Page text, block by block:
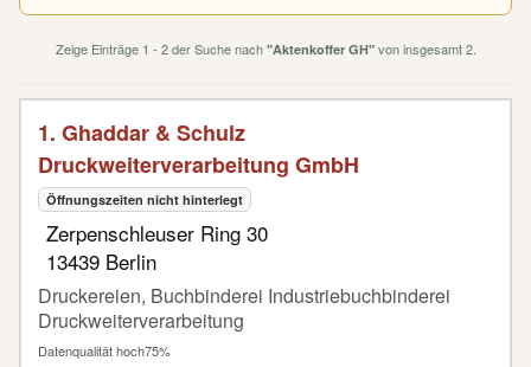
Zeige Einträge 1 - 2 der Suche nach "Aktenkoffer GH"von insgesamt 2.
1. Ghaddar & Schulz
Druckweiterverarbeitung GmbH
Öffnungszeiten nicht hinterlegt
Zerpenschleuser Ring 30
13439 Berlin
Druckereien, Buchbinderei Industriebuchbinderei
Druckweiterverarbeitung
Datenqualität hoch75%